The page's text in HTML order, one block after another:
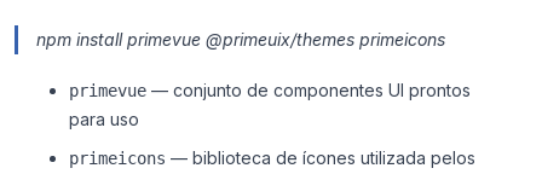
npm install primevue @primeuix/themes primeicons
primevue— conjunto de componentes UI prontos
para uso
primeicons — biblioteca de ícones utilizada pelos